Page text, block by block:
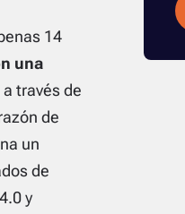
14
una
través de
de
un
de
y